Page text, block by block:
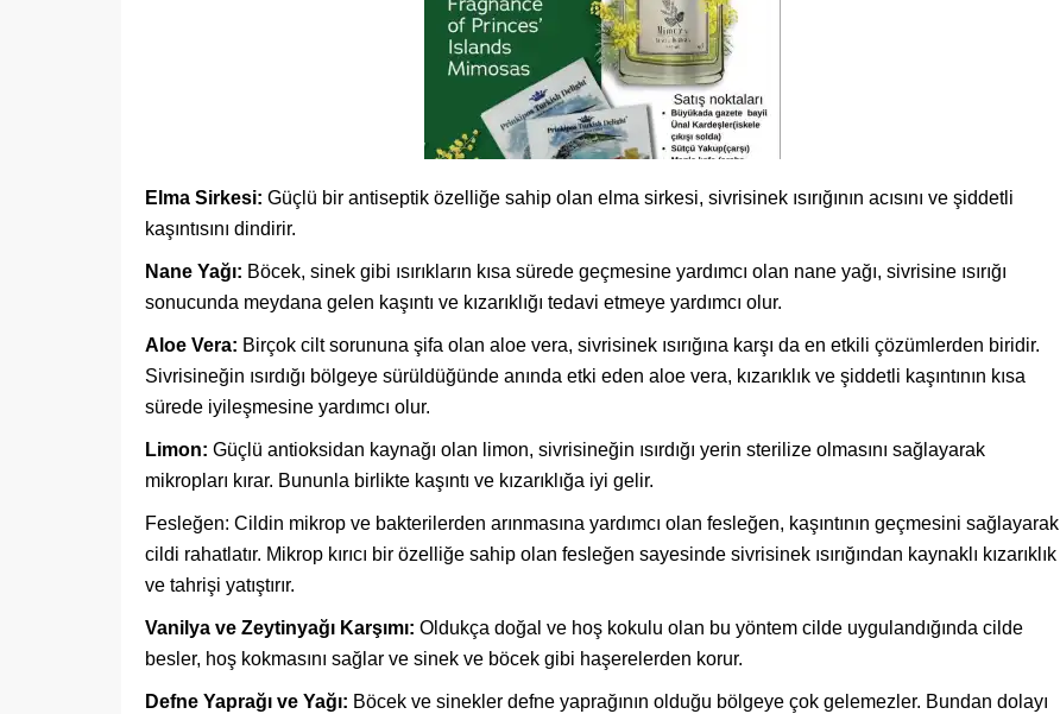
Elma Sirkesi: Güçlü bir antiseptik özelliğe sahip olan elma sirkesi, sivrisinek ısırığının acısını ve şiddetli
kaşıntısını dindirir.
Nane Yağı: Böcek, sinek gibi ısırıkların kısa sürede geçmesine yardımcı olan nane yağı, sivrisine ısırığı
sonucunda meydana gelen kaşıntı ve kızarıklığı tedavi etmeye yardımcı olur.
Aloe Vera: Birçok cilt sorununa şifa olan aloe vera, sivrisinek ısırığına karşı da en etkili çözümlerden biridir.
Sivrisineğin ısırdığı bölgeye sürüldüğünde anında etki eden aloe vera, kızarıklık ve şiddetli kaşıntının kısa
sürede iyileşmesine yardımcı olur.
Limon: Güçlü antioksidan kaynağı olan limon, sivrisineğin ısırdığı yerin sterilize olmasını sağlayarak
mikropları kırar. Bununla birlikte kaşıntı ve kızarıklığa iyi gelir.
Fesleğen: Cildin mikrop ve bakterilerden arınmasına yardımcı olan fesleğen, kaşıntının geçmesini sağlayarak
cildi rahatlatır. Mikrop kırıcı bir özelliğe sahip olan fesleğen sayesinde sivrisinek ısırığından kaynaklı kızarıklık
ve tahrişi yatıştırır.
Vanilya ve Zeytinyağı Karşımı: Oldukça doğal ve hoş kokulu olan bu yöntem cilde uygulandığında cilde
besler, hoş kokmasını sağlar ve sinek ve böcek gibi haşerelerden korur.
Defne Yaprağı ve Yağı: Böcek ve sinekler defne yaprağının olduğu bölgeye çok gelemezler. Bundan dolayı